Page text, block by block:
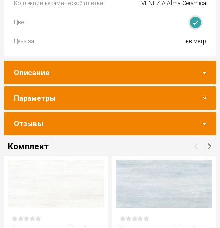
Коллекции керамической плитки VENEZIA Alma Ceramica
Цвет
Цена за кв.метр
Описание
Параметры
Отзывы
Комплект